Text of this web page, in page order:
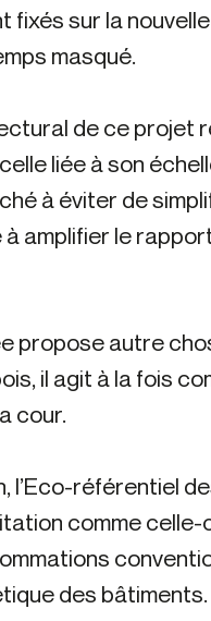
fixés sur la
masqué.
de ce projet
liée à son
à éviter de
amplifier le
propose autre
il agit à la fois
cour.
référentiel
comme
des bâtiments.